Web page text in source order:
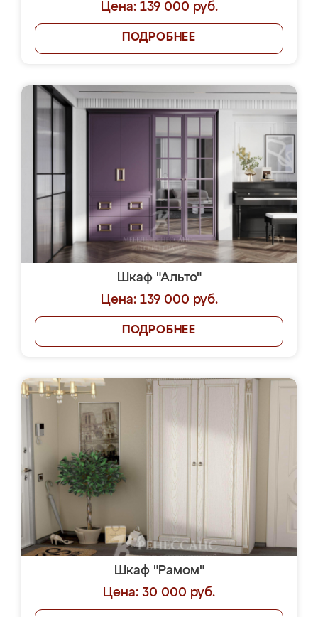
Цена: 139 000 руб.
ПОДРОБНЕЕ
Шкаф "Альто"
Цена: 139 000 руб.
ПОДРОБНЕЕ
Шкаф "Рамом"
Цена: 30 000 руб.